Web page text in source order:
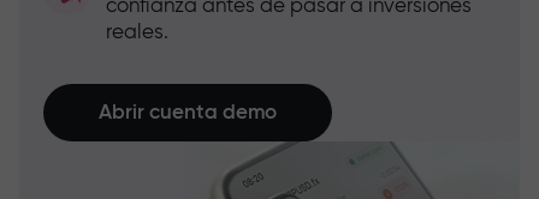
confianza antes de pasar a inversiones
reales.
Abrir cuenta demo